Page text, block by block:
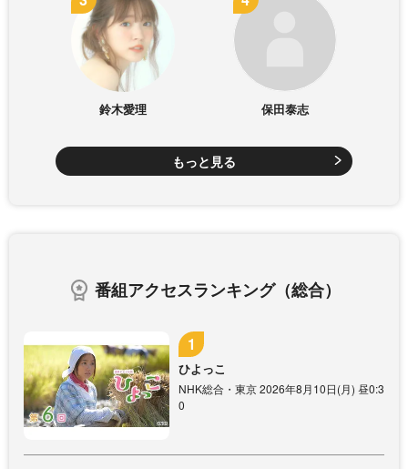
鈴木愛理 保田泰志
もっと見る
番組アクセスランキング（総合）
ひよっこ
NHK総合・東京 2026年8月10日(月) 昼0:3
0